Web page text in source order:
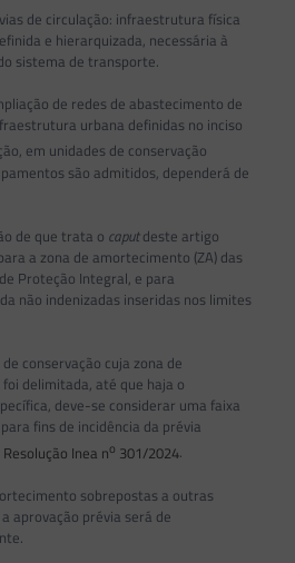
de circulação: infraestrutura física
e hierarquizada, necessária à
sistema de transporte.
de redes de abastecimento de
urbana definidas no inciso
em unidades de conservação
são admitidos, dependerá de
de que trata o caputdeste artigo
a zona de amortecimento (ZA) das
Proteção Integral, e para
não indenizadas inseridas nos limites
conservação cuja zona de
delimitada, até que haja o
deve-se considerar uma faixa
fins de incidência da prévia
Resolução Inea no 301/2024.
sobrepostas a outras
aprovação prévia será de